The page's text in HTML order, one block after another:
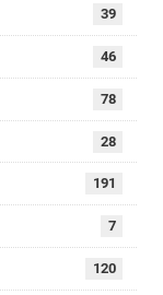
39
46
78
28
191
7
120